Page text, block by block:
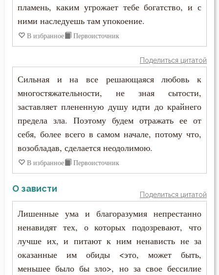
пламень, каким угрожает тебе богатство, и с
ними наследуешь там упокоение.
В избранное Первоисточник
Поделиться цитатой
Сильная и на все решающаяся любовь к
многостяжательности, не зная сытости,
заставляет плененную душу идти до крайнего
предела зла. Поэтому будем отражать ее от
себя, более всего в самом начале, потому что,
возобладав, сделается неодолимою.
В избранное Первоисточник
О зависти
Поделиться цитатой
Лишенные ума и благоразумия непрестанно
ненавидят тех, о которых подозревают, что
лучше их, и питают к ним ненависть не за
оказанные им обиды <это, может быть,
меньшее было бы зло>, но за свое бессилие